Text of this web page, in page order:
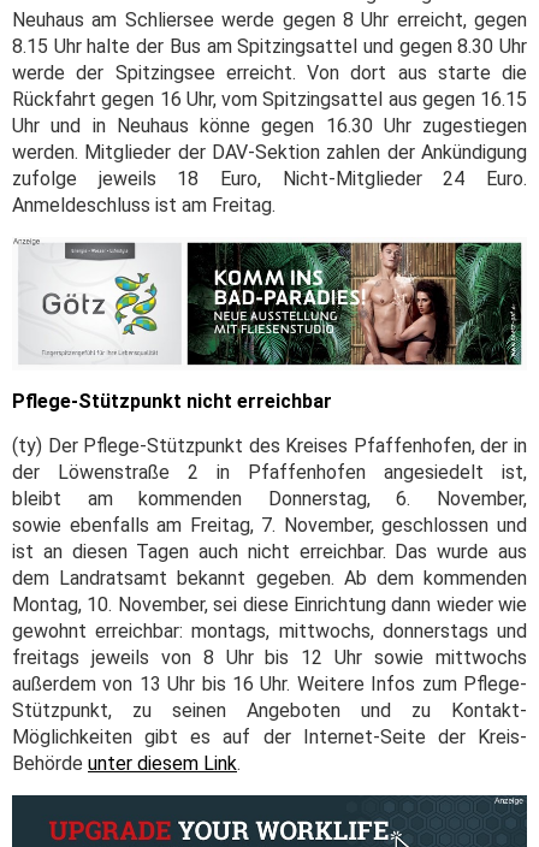
Neuhaus am Schliersee werde gegen 8 Uhr erreicht, gegen
8.15 Uhr halte der Bus am Spitzingsattel und gegen 8.30 Uhr
werde der Spitzingsee erreicht. Von dort aus starte die
Rückfahrt gegen 16 Uhr, vom Spitzingsattel aus gegen 16.15
Uhr und in Neuhaus könne gegen 16.30 Uhr zugestiegen
werden. Mitglieder der DAV-Sektion zahlen der Ankündigung
zufolge jeweils 18 Euro, Nicht-Mitglieder 24 Euro.
Anmeldeschluss ist am Freitag.
Pflege-Stützpunkt nicht erreichbar
(ty) Der Pflege-Stützpunkt des Kreises Pfaffenhofen, der in
der Löwenstraße 2 in Pfaffenhofen angesiedelt ist,
bleibt am kommenden Donnerstag, 6. November,
sowie ebenfalls am Freitag, 7. November, geschlossen und
ist an diesen Tagen auch nicht erreichbar. Das wurde aus
dem Landratsamt bekannt gegeben. Ab dem kommenden
Montag, 10. November, sei diese Einrichtung dann wieder wie
gewohnt erreichbar: montags, mittwochs, donnerstags und
freitags jeweils von 8 Uhr bis 12 Uhr sowie mittwochs
außerdem von 13 Uhr bis 16 Uhr. Weitere Infos zum Pflege-
Stützpunkt, zu seinen Angeboten und zu Kontakt-
Möglichkeiten gibt es auf der Internet-Seite der Kreis-
Behörde unter diesem Link.